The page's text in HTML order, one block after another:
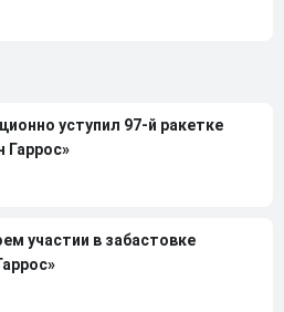
уступил 97-й ракетке
Гаррос»
участии в забастовке